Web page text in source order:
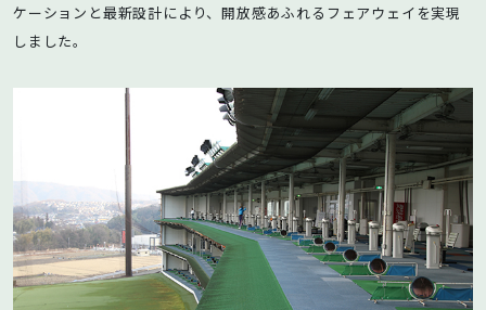
再発防止に努めて参ります。
おかけしました事を深くお詫び申し上げます。
誠に申し訳ございませんでした。
ケーションと最新設計により、開放感あふれるフェアウェイを実現
しました。